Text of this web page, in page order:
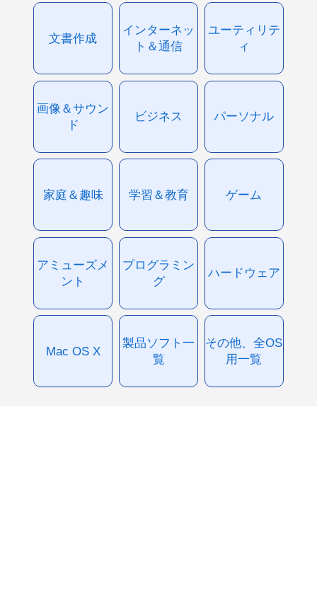
文書作成
インターネッ
ト＆通信
ユーティリテ
ィ
画像＆サウン
ド
ビジネス パーソナル
家庭＆趣味 学習＆教育 ゲーム
アミューズメ
ント
プログラミン
グ
ハードウェア
Mac OS X
製品ソフト一
覧
その他、全OS
用一覧